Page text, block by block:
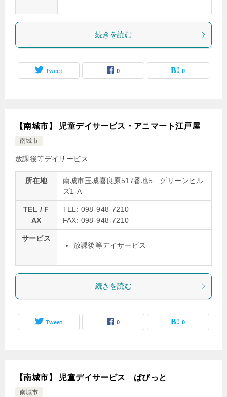
続きを読む
Tweet 0 0
【南城市】 児童デイサービス・アニマート江戸屋
南城市
放課後等デイサービス
所在地
南城市玉城喜良原517番地5 グリーンヒル
ズ1-A
TEL / F
AX
TEL: 098-948-7210
FAX: 098-948-7210
サービス
放課後等デイサービス
続きを読む
Tweet 0 0
【南城市】 児童デイサービス ぱぴっと
南城市